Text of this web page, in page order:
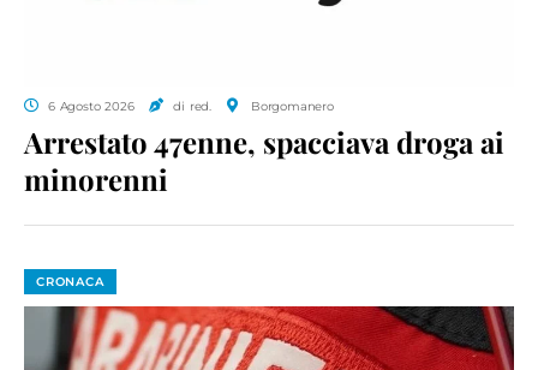
6 Agosto 2026 di red. Borgomanero
Arrestato 47enne, spacciava droga ai
minorenni
CRONACA